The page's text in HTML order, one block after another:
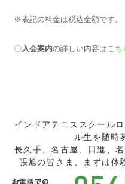
※表記の料金は税込金額です。
〇入会案内の詳しい内容はこち
インドアテニススクール
ル生を随時
長久手、名古屋、日進、
張旭の皆さま、まずは体